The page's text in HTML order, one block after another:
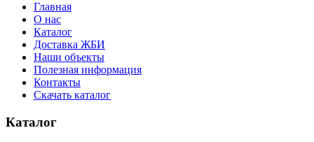
Главная
О нас
Каталог
Доставка ЖБИ
Наши объекты
Полезная информация
Контакты
Скачать каталог
Каталог